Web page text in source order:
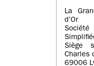
La
d’Or
Siège
Charles
69006